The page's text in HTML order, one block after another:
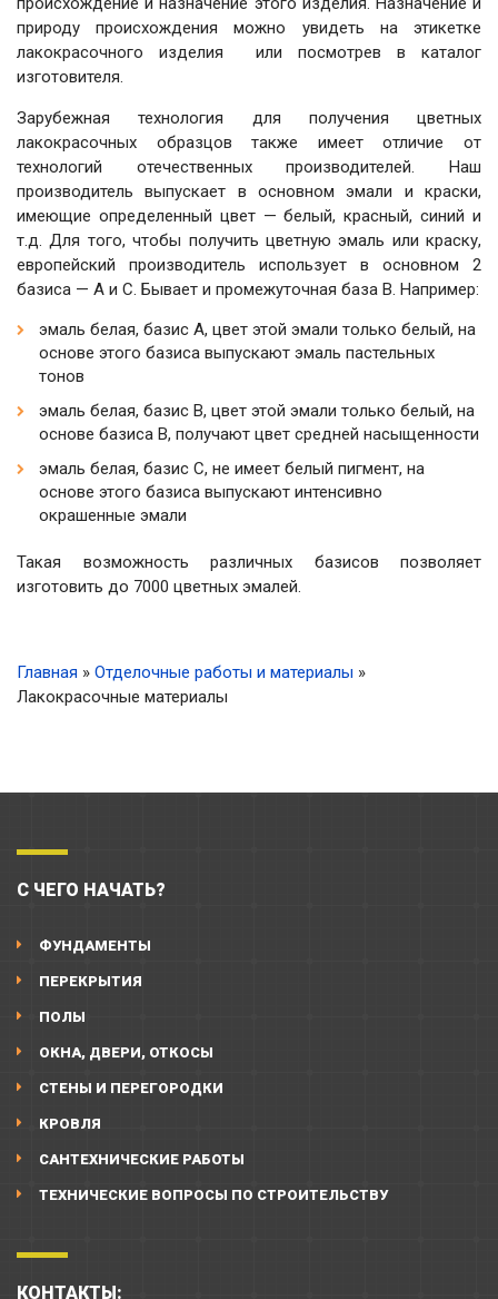
природу происхождения можно увидеть на этикетке
лакокрасочного изделия или посмотрев в каталог
изготовителя.
Зарубежная технология для получения цветных
лакокрасочных образцов также имеет отличие от
технологий отечественных производителей. Наш
производитель выпускает в основном эмали и краски,
имеющие определенный цвет — белый, красный, синий и
т.д. Для того, чтобы получить цветную эмаль или краску,
европейский производитель использует в основном 2
базиса — А и С. Бывает и промежуточная база В. Например:
эмаль белая, базис A, цвет этой эмали только белый, на
основе этого базиса выпускают эмаль пастельных
тонов
эмаль белая, базис B, цвет этой эмали только белый, на
основе базиса B, получают цвет средней насыщенности
эмаль белая, базис C, не имеет белый пигмент, на
основе этого базиса выпускают интенсивно
окрашенные эмали
Такая возможность различных базисов позволяет
изготовить до 7000 цветных эмалей.
Главная » Отделочные работы и материалы »
Лакокрасочные материалы
С ЧЕГО НАЧАТЬ?
ФУНДАМЕНТЫ
ПЕРЕКРЫТИЯ
ПОЛЫ
ОКНА, ДВЕРИ, ОТКОСЫ
СТЕНЫ И ПЕРЕГОРОДКИ
КРОВЛЯ
САНТЕХНИЧЕСКИЕ РАБОТЫ
ТЕХНИЧЕСКИЕ ВОПРОСЫ ПО СТРОИТЕЛЬСТВУ
КОНТАКТЫ: